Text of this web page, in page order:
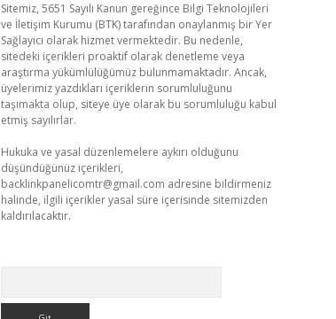
Sitemiz, 5651 Sayılı Kanun gereğince Bilgi Teknolojileri
ve İletişim Kurumu (BTK) tarafından onaylanmış bir Yer
Sağlayıcı olarak hizmet vermektedir. Bu nedenle,
sitedeki içerikleri proaktif olarak denetleme veya
araştırma yükümlülüğümüz bulunmamaktadır. Ancak,
üyelerimiz yazdıkları içeriklerin sorumluluğunu
taşımakta olup, siteye üye olarak bu sorumluluğu kabul
etmiş sayılırlar.
Hukuka ve yasal düzenlemelere aykırı olduğunu
düşündüğünüz içerikleri,
backlinkpanelicomtr@gmail.com adresine bildirmeniz
halinde, ilgili içerikler yasal süre içerisinde sitemizden
kaldırılacaktır.